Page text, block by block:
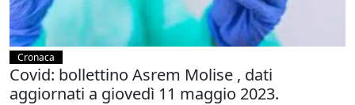
Cronaca
Covid: bollettino Asrem Molise , dati
aggiornati a giovedì 11 maggio 2023.